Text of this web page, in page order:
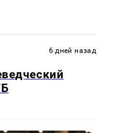
6 дней назад